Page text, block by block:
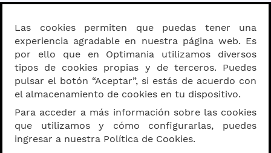
PROGRESIVOS - BIFOCALES
SOBRE OPTIMANIA
MEDIDA DE VISTA
Las cookies permiten que puedas tener una
experiencia agradable en nuestra página web. Es
por ello que en Optimania utilizamos diversos
tipos de cookies propias y de terceros. Puedes
pulsar el botón “Aceptar”, si estás de acuerdo con
el almacenamiento de cookies en tu dispositivo.
Para acceder a más información sobre las cookies
que utilizamos y cómo configurarlas, puedes
ingresar a nuestra Política de Cookies.